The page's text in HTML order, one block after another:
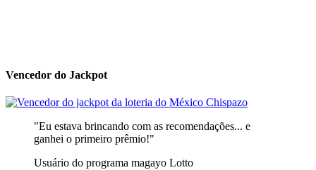
Vencedor do Jackpot
"Eu estava brincando com as recomendações... e
ganhei o primeiro prêmio!"
Usuário do programa magayo Lotto